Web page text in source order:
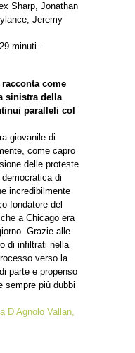
Sharp, Jonathan
Jeremy
minuti –
come
sinistra della
paralleli col
giovanile di
come capro
delle proteste
di
incredibilmente
fondatore del
a Chicago era
Grazie alle
di infiltrati nella
verso la
parte e propenso
sempre più dubbi
D’Agnolo Vallan,